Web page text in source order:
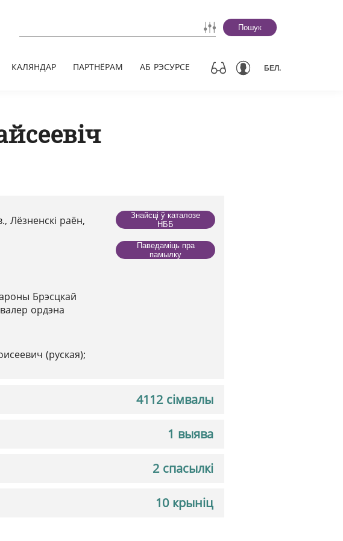
Пошук
КАЛЯНДАР ПАРТНЁРАМ АБ РЭСУРСЕ БЕЛ.
Лёзненскі раён,
Брэсцкай
ордэна
(руская);
Знайсці ў каталозе
НББ
Паведаміць пра
памылку
4112 сімвалы
1 выява
2 спасылкі
10 крыніц